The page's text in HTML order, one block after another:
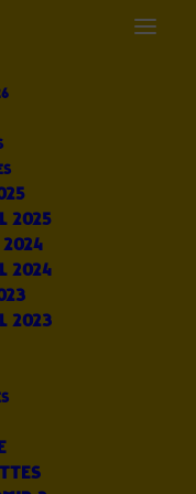
2025
2024
2023